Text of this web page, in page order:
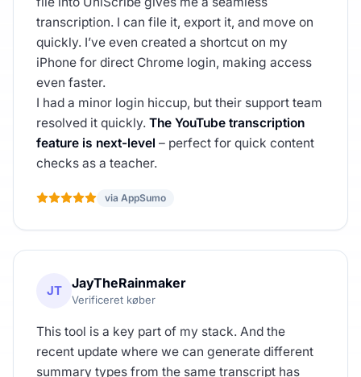
transcription. I can file it, export it, and move on
quickly. I’ve even created a shortcut on my
iPhone for direct Chrome login, making access
even faster.
I had a minor login hiccup, but their support team
resolved it quickly. The YouTube transcription
feature is next-level – perfect for quick content
checks as a teacher.
via AppSumo
JT JayTheRainmaker
Verificeret køber
This tool is a key part of my stack. And the
recent update where we can generate different
summary types from the same transcript has